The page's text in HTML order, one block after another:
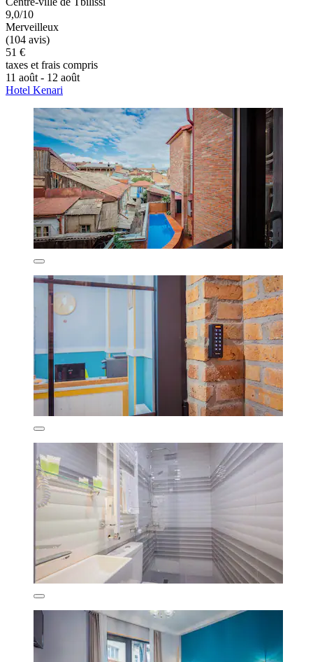
9,0/10
Merveilleux
(104 avis)
51 €
taxes et frais compris
11 août - 12 août
Hotel Kenari